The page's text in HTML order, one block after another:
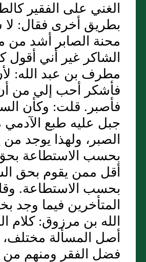
الغني على الفقير
بطريق أخرى فقال:
محنة الصابر أشد من
الشاكر غير أني أقول
مطرف بن عبد الله:
فأشكر أحب إلي من
فأصبر. قلت: وكأن
جبل عليه طبع
الصبر، ولهذا يوجد من
بحسب الاستطاعة
أقل ممن يقوم بحق
بحسب الاستطاعة.
المتأخرين فيما وجد
الله بن مرزوق: كلام
أصل المسألة
فضل الفقر ومنهم